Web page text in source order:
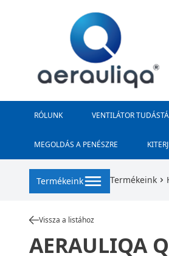
RÓLUNK VENTILÁTOR
MEGOLDÁS A PENÉSZRE
Termékeink Termékeink
Vissza a listához
AERAULIQA